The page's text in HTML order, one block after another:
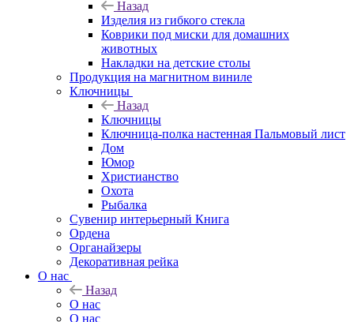
Назад
Изделия из гибкого стекла
Коврики под миски для домашних
животных
Накладки на детские столы
Продукция на магнитном виниле
Ключницы
Назад
Ключницы
Ключница-полка настенная Пальмовый лист
Дом
Юмор
Христианство
Охота
Рыбалка
Сувенир интерьерный Книга
Ордена
Органайзеры
Декоративная рейка
О нас
Назад
О нас
О нас